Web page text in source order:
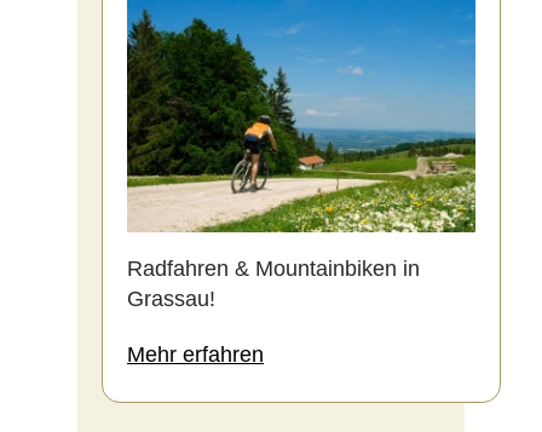
Radfahren & Mountainbiken in
Grassau!
Mehr erfahren